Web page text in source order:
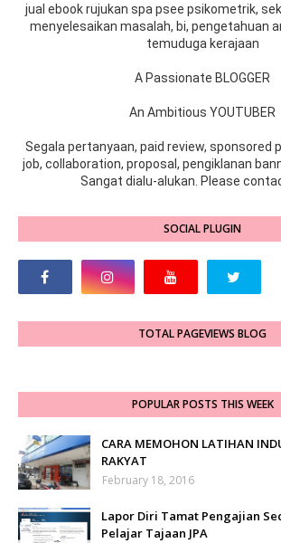
jual ebook rujukan spa psee psikometrik,
menyelesaikan masalah, bi, pengetahuan
temuduga kerajaan
A Passionate BLOGGER
An Ambitious YOUTUBER
Segala pertanyaan, paid review, sponsored
job, collaboration, proposal, pengiklanan
Sangat dialu-alukan. Please
SOCIAL PLUGIN
TOTAL PAGEVIEWS BLOG
POPULAR POSTS THIS WEEK
CARA MEMOHON LATIHAN
RAKYAT
February 18, 2016
Lapor Diri Tamat Pengajian
Pelajar Tajaan JPA